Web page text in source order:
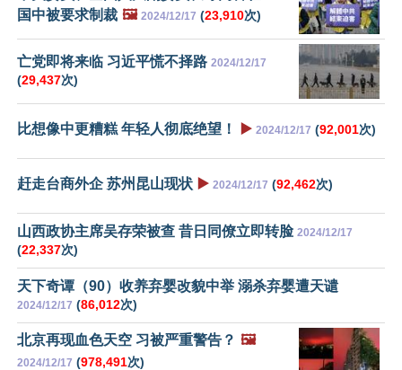
国中被要求制裁 🖼️ 2024/12/17 (23,910次)
亡党即将来临 习近平慌不择路 2024/12/17
(29,437次)
比想像中更糟糕 年轻人彻底绝望！ ▶️ 2024/12/17 (92,001次)
赶走台商外企 苏州昆山现状 ▶️ 2024/12/17 (92,462次)
山西政协主席吴存荣被查 昔日同僚立即转脸 2024/12/17
(22,337次)
天下奇谭（90）收养弃婴改貌中举 溺杀弃婴遭天谴
2024/12/17 (86,012次)
北京再现血色天空 习被严重警告？ 🖼️
2024/12/17 (978,491次)